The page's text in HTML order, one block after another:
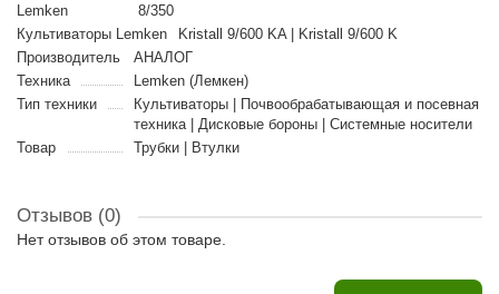
Lemken
8/350
Культиваторы Lemken
Kristall 9/600 KA | Kristall 9/600 K
Производитель
АНАЛОГ
Техника
Lemken (Лемкен)
Тип техники
Культиваторы | Почвообрабатывающая и посевная
техника | Дисковые бороны | Cистемные носители
Товар
Трубки | Втулки
Отзывов (0)
Нет отзывов об этом товаре.